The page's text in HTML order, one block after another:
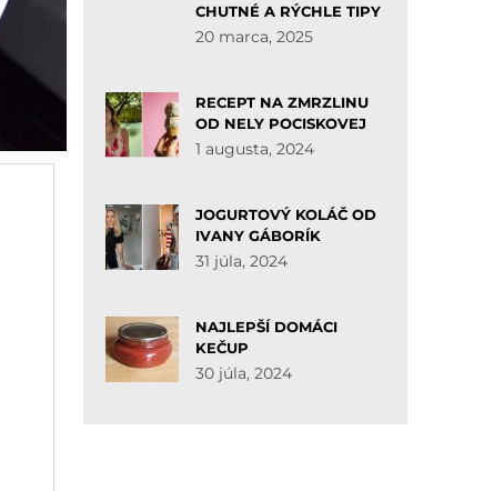
CHUTNÉ A RÝCHLE TIPY
20 marca, 2025
RECEPT NA ZMRZLINU
OD NELY POCISKOVEJ
1 augusta, 2024
JOGURTOVÝ KOLÁČ OD
IVANY GÁBORÍK
31 júla, 2024
NAJLEPŠÍ DOMÁCI
KEČUP
30 júla, 2024